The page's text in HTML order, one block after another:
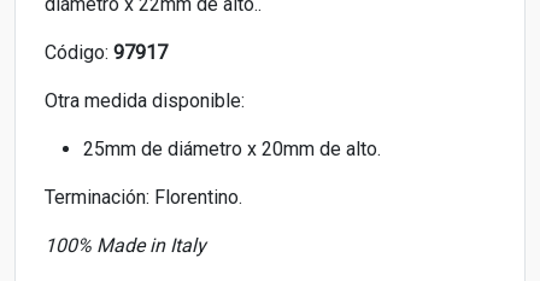
Código: 97917
Otra medida disponible:
25mm de diámetro x 20mm de alto.
Terminación: Florentino.
100% Made in Italy